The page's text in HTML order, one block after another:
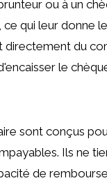
ou à un
qui leur donne
directement du
le
sont conçus
Ils ne
de